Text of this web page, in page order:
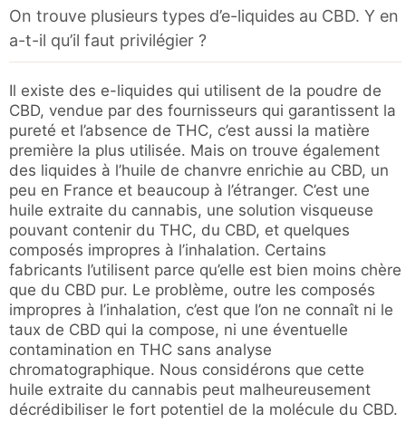
On trouve plusieurs types d’e-liquides au CBD. Y en
a-t-il qu’il faut privilégier ?
Il existe des e-liquides qui utilisent de la poudre de
CBD, vendue par des fournisseurs qui garantissent la
pureté et l’absence de THC, c’est aussi la matière
première la plus utilisée. Mais on trouve également
des liquides à l’huile de chanvre enrichie au CBD, un
peu en France et beaucoup à l’étranger. C’est une
huile extraite du cannabis, une solution visqueuse
pouvant contenir du THC, du CBD, et quelques
composés impropres à l’inhalation. Certains
fabricants l’utilisent parce qu’elle est bien moins chère
que du CBD pur. Le problème, outre les composés
impropres à l’inhalation, c’est que l’on ne connaît ni le
taux de CBD qui la compose, ni une éventuelle
contamination en THC sans analyse
chromatographique. Nous considérons que cette
huile extraite du cannabis peut malheureusement
décrédibiliser le fort potentiel de la molécule du CBD.